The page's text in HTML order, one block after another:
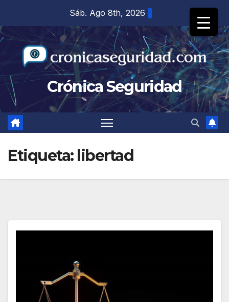
contenido
Sáb. Ago 8th, 2026
Crónica Seguridad
Etiqueta: libertad